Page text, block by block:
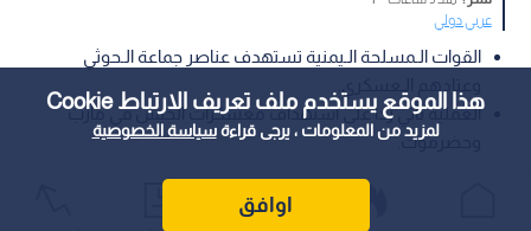
هذا الموقع يستخدم ملف تعريف الارتباط Cookie
لمزيد من المعلومات ، يرجى قراءةسياسة الخصوصية
اوافق
عربي دولي
القوات الـمسلحة الـيمنية تستهدف عناصر جماعة الـحوثي
العملية تأتي ردا على استهداف معسكرات الجيش في مأرب
وحضرموت.
أعلن الـمتحدث الـرسمي باسم الـجيش الـيمني أن الـقوات الـمسلحة
نفذت عملا عسكريا استهدف عناصر جماعة الـحوثي وعتادهم